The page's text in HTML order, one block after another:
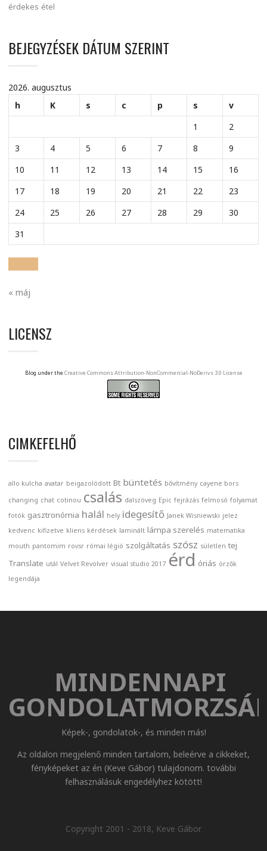
érdekes étel
BEJEGYZÉSEK DÁTUM SZERINT
2026. augusztus
h
K s c p s
v
1
2
3
4 5 6 7 8
9
10
11 12 13 14 15
16
17
18 19 20 21 22
23
24
25 26 27 28 29
30
31
« máj
LICENSZ
Blog under the Creative Commons Attribution-NonCommercial-NoDerivs 3.0 License
CIMKEFELHŐ
allo kulcha avatar beigazolódott Bt büntetés bővítmény cayene bors
changing chat cotinou csalás dalszöveg Epic fejrázás felmosó folyamat
fotók gasztronómia halál hely idegesítő Janek Wisniewski jelez
kedvenc kifizetve kliens kérdések laminált lámpa szerelés matematika
mouth pantomim rovsr római légió szolgáltatás szósz sületlen tej
Translate utál Velvet Revolver visual studio 2017 érd óriás örzők
legendája
MINDENNAPI
Képek-, gondolatok-, és minden más!
Az oldalon megjelenő minden tartalom, beleérve a cikkeket,
fényképeket az én (Keve Gábor) tulajdonom. további
felhasználásuk engedélyhez kötött!
Copyright 2001 - 2018, Keve Gábor